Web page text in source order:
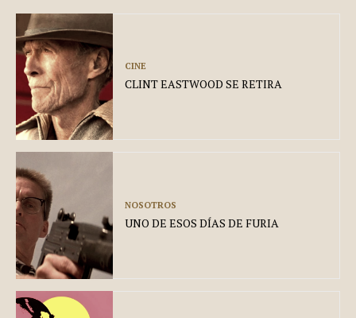
CINE
CLINT EASTWOOD SE RETIRA
NOSOTROS
UNO DE ESOS DÍAS DE FURIA